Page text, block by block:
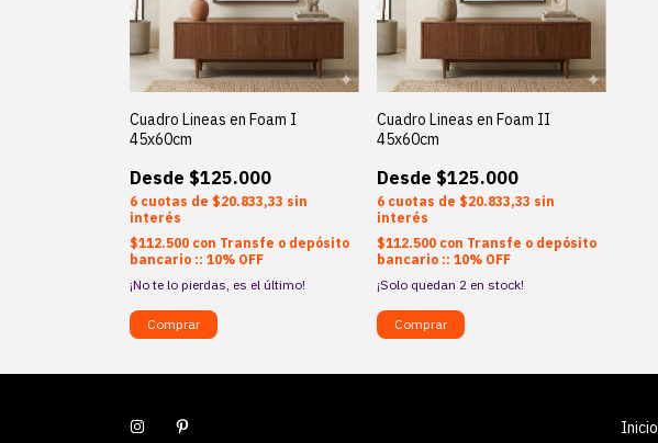
Cuadro Lineas en Foam I
45x60cm
$125.000
6 $20.833,33 sin
interés
$112.500 con Transfe o depósito
bancario :: 10% OFF
¡No te lo pierdas, es el último!
Cuadro Lineas en Foam II
45x60cm
$125.000
6 $20.833,33 sin
interés
$112.500 con Transfe o depósito
bancario :: 10% OFF
¡Solo quedan 2 en stock!
Inicio